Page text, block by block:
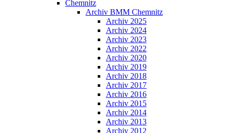
Chemnitz
Archiv BMM Chemnitz
Archiv 2025
Archiv 2024
Archiv 2023
Archiv 2022
Archiv 2020
Archiv 2019
Archiv 2018
Archiv 2017
Archiv 2016
Archiv 2015
Archiv 2014
Archiv 2013
Archiv 2012